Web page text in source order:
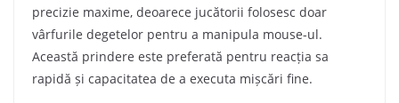
precizie maxime, deoarece jucătorii folosesc doar
vârfurile degetelor pentru a manipula mouse-ul.
Această prindere este preferată pentru reacția sa
rapidă și capacitatea de a executa mișcări fine.